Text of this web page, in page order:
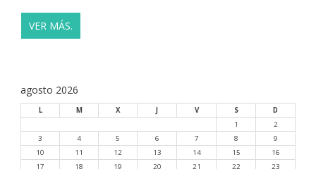
VER MÁS.
agosto 2026
L M X V S
D
1
2
3
4 5 6 7 8
9
10
11 12 13 14 15
16
17
18 19 20 21 22
23